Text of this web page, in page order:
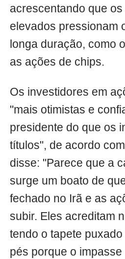
acrescentando que
elevados pressionam
longa duração, como
as ações de chips.
Os investidores em
"mais otimistas e
presidente do que os
títulos", de acordo
disse: "Parece que a
surge um boato de
fechado no Irã e as
subir. Eles acreditam
tendo o tapete
pés porque o impasse